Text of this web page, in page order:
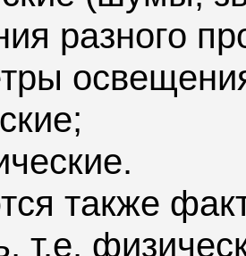
разного
также
т.е.